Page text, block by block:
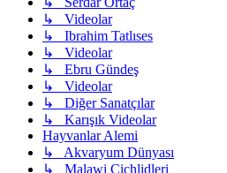
↳ Videolar
↳ Ibrahim Tatlıses
↳ Videolar
↳ Ebru Gündeş
↳ Videolar
↳ Diğer Sanatçılar
↳ Karışık Videolar
Hayvanlar Alemi
↳ Akvaryum Dünyası
↳ Malawi Cichlidleri